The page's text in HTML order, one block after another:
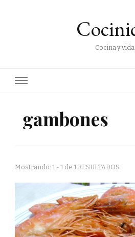
Cocina y vida
gambones
Mostrando: 1 - 1 de 1 RESULTADOS